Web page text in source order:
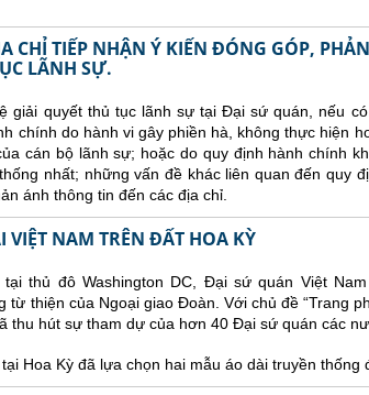
CHỈ TIẾP NHẬN Ý KIẾN ĐÓNG GÓP,
LÃNH SỰ.
giải quyết thủ tục lãnh sự tại Đại sứ quán, nếu
chính do hành vi gây phiền hà, không thực hiện
cán bộ lãnh sự; hoặc do quy định hành chính
nhất; những vấn đề khác liên quan đến quy
ánh thông tin đến các địa chỉ.
VIỆT NAM TRÊN ĐẤT HOA KỲ
tại thủ đô Washington DC, Đại sứ quán Việt
từ thiện của Ngoại giao Đoàn. Với chủ đề “Trang
thu hút sự tham dự của hơn 40 Đại sứ quán các
Hoa Kỳ đã lựa chọn hai mẫu áo dài truyền thống